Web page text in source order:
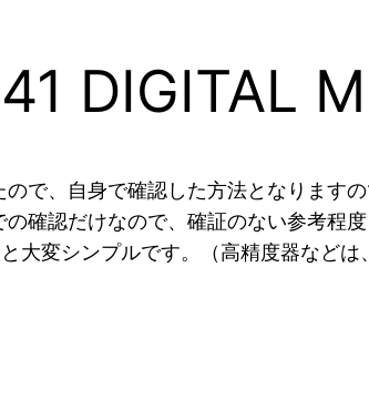
DIGITAL
で、自身で確認した方法となります
確認だけなので、確証のない参考程度
大変シンプルです。（高精度器など